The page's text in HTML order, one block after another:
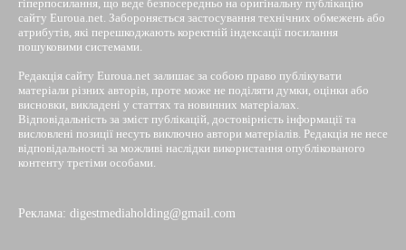
гіперпосилання, що веде безпосередньо на оригінальну публікацію
сайту Euroua.net. Забороняється застосування технічних обмежень або
атрибутів, які перешкоджають коректній індексації посилання
пошуковими системами.
Редакція сайту Euroua.net залишає за собою право публікувати
матеріали різних авторів, проте може не поділяти думки, оцінки або
висновки, викладені у статтях та новинних матеріалах.
Відповідальність за зміст публікацій, достовірність інформації та
висловлені позиції несуть виключно автори матеріалів. Редакція не несе
відповідальності за можливі наслідки використання опублікованого
контенту третіми особами.
Реклама: digestmediaholding@gmail.com